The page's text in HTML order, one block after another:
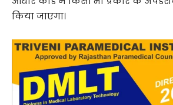
किया जाएगा।